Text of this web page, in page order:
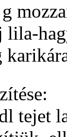
lila-
tejet